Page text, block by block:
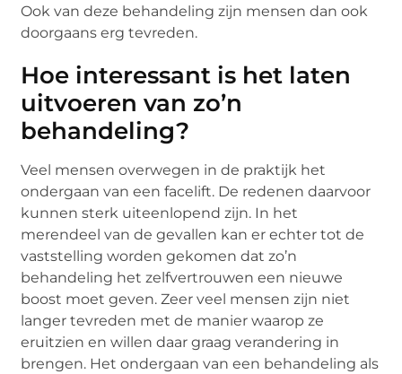
Ook van deze behandeling zijn mensen dan ook
doorgaans erg tevreden.
Hoe interessant is het laten
uitvoeren van zo’n
behandeling?
Veel mensen overwegen in de praktijk het
ondergaan van een facelift. De redenen daarvoor
kunnen sterk uiteenlopend zijn. In het
merendeel van de gevallen kan er echter tot de
vaststelling worden gekomen dat zo’n
behandeling het zelfvertrouwen een nieuwe
boost moet geven. Zeer veel mensen zijn niet
langer tevreden met de manier waarop ze
eruitzien en willen daar graag verandering in
brengen. Het ondergaan van een behandeling als